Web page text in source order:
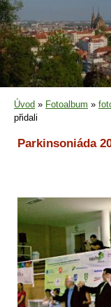
Úvod » Fotoalbum »
přidali
Parkinsoniáda